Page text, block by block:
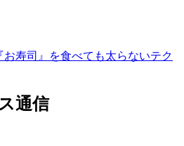
お寿司』を食べても太らないテク
通信